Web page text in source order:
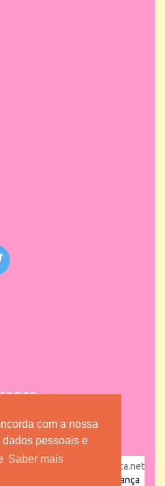
com a nossa
pessoais e
Saber mais
Copyright www.lojadacrianca.net
Loja da Criança